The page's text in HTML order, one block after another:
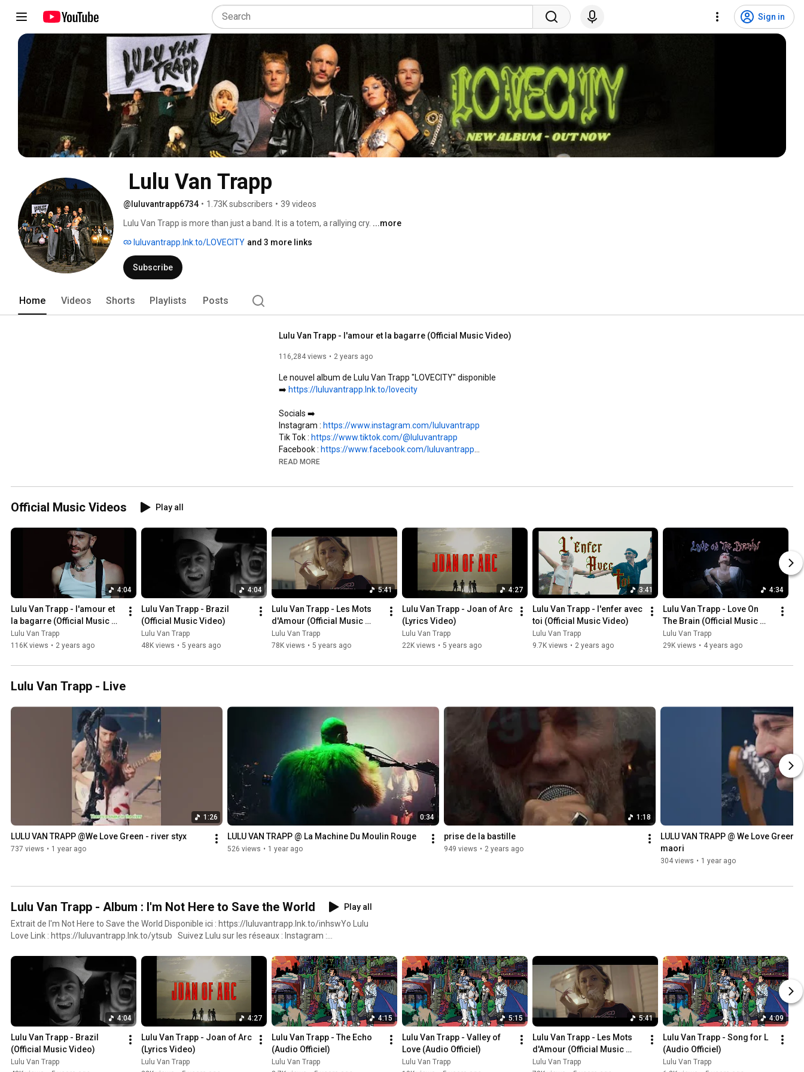
Sign in
Lulu Van Trapp
@luluvantrapp6734 • 1.73K subscribers • 39 videos
Lulu Van Trapp is more than just a band. It is a totem, a rallying cry. ...more
luluvantrapp.lnk.to/LOVECITY and 3 more links
Subscribe
Home Videos Shorts Playlists Posts
Lulu Van Trapp - l'amour et la bagarre (Official Music Video)
116,284 views 2 years ago
Le nouvel album de Lulu Van Trapp "LOVECITY" disponible
➡️ https://luluvantrapp.lnk.to/lovecity
Socials ➡️
Instagram : https://www.instagram.com/luluvantrapp
Tik Tok : https://www.tiktok.com/@luluvantrapp
Facebook : https://www.facebook.com/luluvantrapp​
Twitter : https://twitter.com/luluvantrapp​
LULU VAN TRAPP
Rebecca Baby
Maxime Rezài Rashti
Nicolas Colson
Manuel Depond
LE PRODUCTEUR
Axel Huet
LES INGÉNIEURS DU SON
Nathan Herveux & Kevin Heuzé
Sombrero & Co
Patrick Villeneuve
Karine Lepelletier
Carole Domenech
Léna Jourde
Tanguy Megevand
PRODUCTION EXECUTIVE
PRODUCTRICE.EUR.S
Anne-Cécile Jemin
DIRECTRICE DE PRODUCTION
ASSISTANT•E•S DE PRODUCTION
Rachel Roncin
Léonne Le Scornec
CHEF OPÉRATEUR
Angelo Marques
1ER ASSISTANT À LA RÉALISATION
Pim Caloni
READ MORE
Official Music Videos Play all
4:04
Lulu Van Trapp - l'amour et
la bagarre (Official Music
Video)
Lulu Van Trapp
116K views • 2 years ago
4:04
Lulu Van Trapp - Brazil
(Official Music Video)
Lulu Van Trapp
48K views • 5 years ago
5:41
Lulu Van Trapp - Les Mots
d'Amour (Official Music
Video)
Lulu Van Trapp
78K views • 5 years ago
4:27
Lulu Van Trapp - Joan of Arc
(Lyrics Video)
Lulu Van Trapp
22K views • 5 years ago
3:41
Lulu Van Trapp - l'enfer avec
toi (Official Music Video)
Lulu Van Trapp
9.7K views • 2 years ago
4:34
Lulu Van Trapp - Love On
The Brain (Official Music
Video)
Lulu Van Trapp
29K views • 4 years ago
Lulu Van Trapp - Live
1:26
LULU VAN TRAPP @We Love Green - river styx
737 views • 1 year ago
0:34
LULU VAN TRAPP @ La Machine Du Moulin Rouge
526 views • 1 year ago
1:18
prise de la bastille
949 views • 2 years ago
LULU VAN TRAPP @ We Love Green
maori
304 views • 1 year ago
Lulu Van Trapp - Album : I'm Not Here to Save the World
Play all
Extrait de I'm Not Here to Save the World Disponible ici : https://luluvantrapp.lnk.to/inhswYo Lulu
Love Link : https://luluvantrapp.lnk.to/ytsub​ Suivez Lulu sur les réseaux : Instagram :
Twitter : https://twitter.com/luluvantrapp​ © BACKDOOR RECORDS - 2021
4:04
Lulu Van Trapp - Brazil
(Official Music Video)
Lulu Van Trapp
4:27
Lulu Van Trapp - Joan of Arc
(Lyrics Video)
Lulu Van Trapp
4:15
Lulu Van Trapp - The Echo
(Audio Officiel)
Lulu Van Trapp
5:15
Lulu Van Trapp - Valley of
Love (Audio Officiel)
Lulu Van Trapp
5:41
Lulu Van Trapp - Les Mots
d'Amour (Official Music
Video)
Lulu Van Trapp
4:09
Lulu Van Trapp - Song for L
(Audio Officiel)
Lulu Van Trapp